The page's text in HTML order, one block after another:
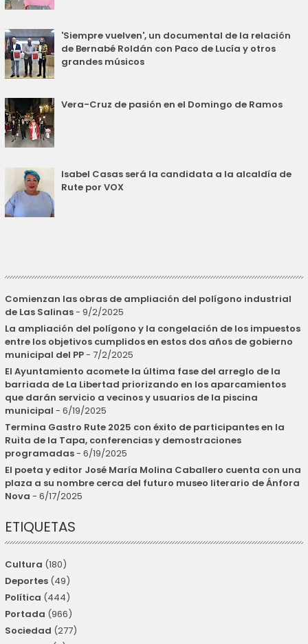
'Siempre vuelven', un documental de la relación
de Bernabé Roldán con Paco de Lucía y otros
grandes músicos
Vera-Cruz de pasión en el Domingo de Ramos
Isabel Casas será la candidata a la alcaldía de
Rute por VOX
Comienzan las obras de ampliación del polígono industrial
de Las Salinas- 9/2/2025
La ampliación del polígono y la congelación de los impuestos
entre los objetivos cumplidos en estos dos años de gobierno
municipal del PP- 7/2/2025
El Ayuntamiento acomete la última fase del arreglo de la
barriada de La Libertad priorizando en los aparcamientos
que darán servicio a vecinos y usuarios de la piscina
municipal - 6/19/2025
Termina Gastro Rute 2025 con éxito de participantes en la
Ruita de la Tapa, conferencias y demostraciones
programadas- 6/19/2025
El poeta y editor José María Molina Caballero cuenta con una
plaza a su nombre cerca del futuro museo literario de Ánfora
Nova - 6/17/2025
ETIQUETAS
Cultura (180)
Deportes (49)
Política (444)
Portada (966)
Sociedad (277)